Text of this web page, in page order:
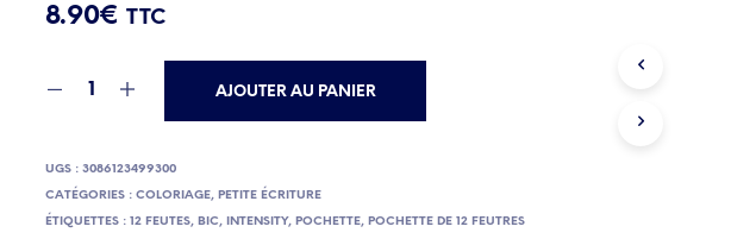
8.90€ TTC
AJOUTER AU PANIER
UGS :3086123499300
CATÉGORIES :COLORIAGE, PETITE ÉCRITURE
ÉTIQUETTES :12 FEUTES, BIC, INTENSITY, POCHETTE, POCHETTE DE 12 FEUTRES